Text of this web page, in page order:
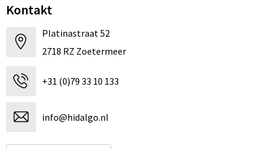
Kontakt
Platinastraat 52
2718 RZ Zoetermeer
+31 (0)79 33 10 133
info@hidalgo.nl